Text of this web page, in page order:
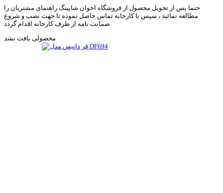
حتما پس از تحویل محصول از فروشگاه اخوان شاپینگ راهنمای مشتریان را
مطالعه نمائید ، سپس با کارخانه تماس حاصل نموده تا جهت نصب و شروع
محصولی یافت نشد